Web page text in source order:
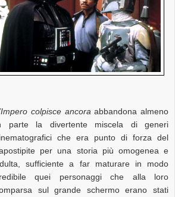
colpisce ancora abbandona almeno
parte la divertente miscela di generi
che era punto di forza del
per una storia più omogenea e
sufficiente a far maturare in modo
quei personaggi che alla loro
sul grande schermo erano stati